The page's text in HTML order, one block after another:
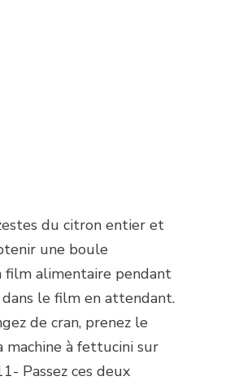
du citron entier et
une boule
film alimentaire pendant
le film en attendant.
de cran, prenez le
machine à fettucini sur
Passez ces deux